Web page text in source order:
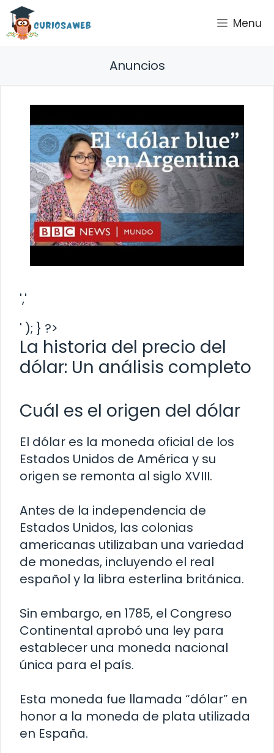
Saltar
contenido
Menu
Anuncios
','
' ); } ?>
La historia del precio del
dólar: Un análisis completo
Cuál es el origen del dólar
El dólar es la moneda oficial de los
Estados Unidos de América y su
origen se remonta al siglo XVIII.
Antes de la independencia de
Estados Unidos, las colonias
americanas utilizaban una variedad
de monedas, incluyendo el real
español y la libra esterlina británica.
Sin embargo, en 1785, el Congreso
Continental aprobó una ley para
establecer una moneda nacional
única para el país.
Esta moneda fue llamada “dólar” en
honor a la moneda de plata utilizada
en España.